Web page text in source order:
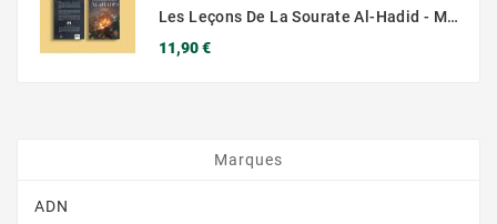
Les Leçons De La Sourate Al-Hadid - Muslim City
11,90 €Prix
Marques
ADN